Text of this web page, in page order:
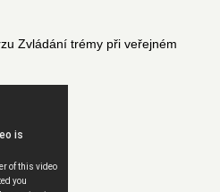
Zvládání trémy při veřejném